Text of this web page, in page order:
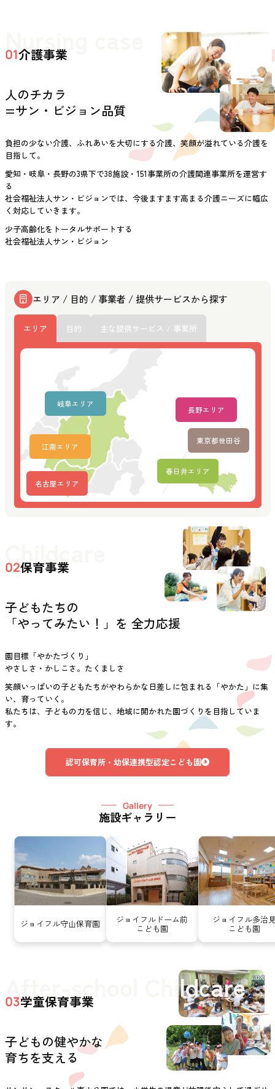
Nursing case
01介護事業
人のチカラ
=サン・ビジョン品質
負担の少ない介護、ふれあいを大切にする介護、笑顔が溢れている介護を
目指して。
愛知・岐阜・長野の3県下で38施設・151事業所の介護関連事業所を運営す
る
社会福祉法人サン・ビジョンでは、今後ますます高まる介護ニーズに幅広
く対応していきます。
少子高齢化をトータルサポートする
社会福祉法人サン・ビジョン
エリア / 目的 / 事業者 / 提供サービスから探す
エリア 目的 主な提供サービス / 事業所
名古屋エリア
江南エリア
春日井エリア
岐阜エリア
長野エリア
東京都世田谷
Childcare
02保育事業
子どもたちの
「やってみたい！」を 全力応援
園目標「やかたづくり」
やさしさ・かしこさ。たくましさ
笑顔いっぱいの子どもたちがやわらかな日差しに包まれる「やかた」に集
い、育っていく。
私たちは、子どもの力を信じ、地域に開かれた園づくりを目指していま
す。
認可保育所・幼保連携型認定こども園
Gallery
施設ギャラリー
ジョイフル守山保育園 ジョイフルドーム前
こども園
ジョイフル多治
こども園
After-school Childcare
03学童保育事業
子どもの健やかな
育ちを支える